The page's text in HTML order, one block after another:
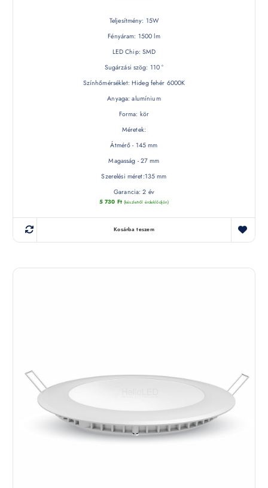
Teljesítmény: 15W
Fényáram: 1500 lm
LED Chip: SMD
Sugárzási szög: 110 °
Színhőmérséklet: Hideg fehér 6000K
Anyaga: alumínium
Forma: kör
Méretek:
Átmérő - 145 mm
Magasság - 27 mm
Szerelési méret:135 mm
Garancia: 2 év
5 730 Ft (készletről érdeklődjön)
Kosárba teszem